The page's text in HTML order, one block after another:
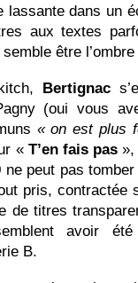
dans un
aux textes
semble être
Bertignac
(oui vous
« on est plus
« T’en fais pas»,
peut pas
pris, contractée
de titres
avoir
B.